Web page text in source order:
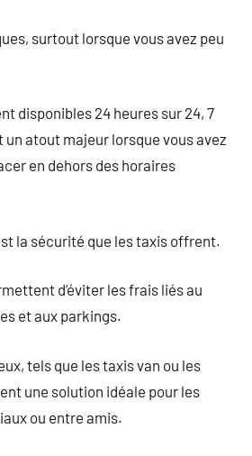
surtout lorsque vous avez peu
disponibles 24 heures sur 24, 7
un atout majeur lorsque vous avez
en dehors des horaires
la sécurité que les taxis offrent.
d’éviter les frais liés au
et aux parkings.
tels que les taxis van ou les
une solution idéale pour les
ou entre amis.